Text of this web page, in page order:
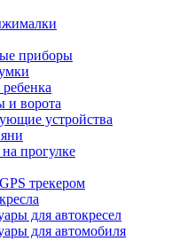
приборы
ребенка
и ворота
устройства
прогулке
трекером
для автокресел
для автомобиля